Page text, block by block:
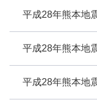
平成28年熊本地
平成28年熊本地
平成28年熊本地